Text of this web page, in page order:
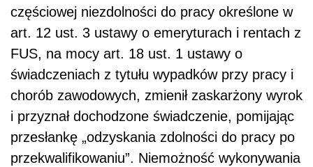
częściowej niezdolności do pracy określone w
art. 12 ust. 3 ustawy o emeryturach i rentach z
FUS, na mocy art. 18 ust. 1 ustawy o
świadczeniach z tytułu wypadków przy pracy i
chorób zawodowych, zmienił zaskarżony wyrok
i przyznał dochodzone świadczenie, pomijając
przesłankę „odzyskania zdolności do pracy po
przekwalifikowaniu”. Niemożność wykonywania